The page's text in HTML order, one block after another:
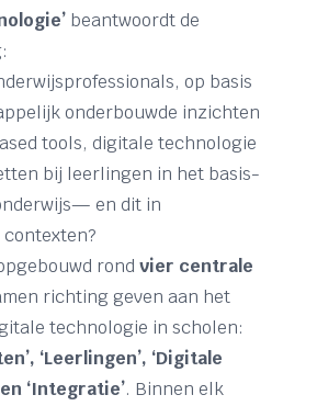
beantwoordt de
op basis
onderbouwde inzichten
tools, digitale technologie
bij leerlingen in het basis-
en dit in
rond vier centrale
richting geven aan het
technologie in scholen:
‘Leerlingen’, ‘Digitale
‘Integratie’. Binnen elk